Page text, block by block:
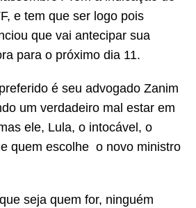
e tem que ser logo pois
que vai antecipar sua
para o próximo dia 11.
é seu advogado Zanim
um verdadeiro mal estar em
ele, Lula, o intocável, o
quem escolhe o novo ministro
seja quem for, ninguém